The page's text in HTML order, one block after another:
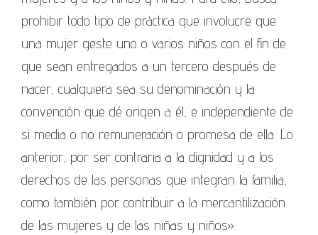
prohibir todo tipo de práctica que involucre que
una mujer geste uno o varios niños con el fin de
que sean entregados a un tercero después de
nacer, cualquiera sea su denominación y la
convención que dé origen a él, e independiente de
si media o no remuneración o promesa de ella. Lo
anterior, por ser contraria a la dignidad y a los
derechos de las personas que integran la familia,
como también por contribuir a la mercantilización
de las mujeres y de las niñas y niños».